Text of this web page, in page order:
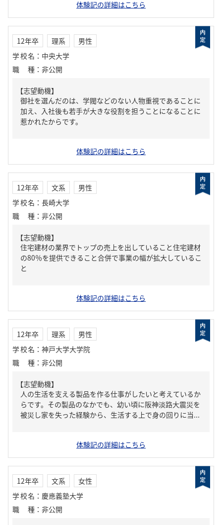
体験記の詳細はこちら
12年卒 理系
男性
学校名 ： 中央大学
職種 ： 非公開
【志望動機】
御社を選んだのは、学閥などのない人物重視であることに
加え、入社後も若手が大きな役割を担うことになることに
惹かれたからです。
体験記の詳細はこちら
12年卒 文系
男性
学校名 ： 長崎大学
職種 ： 非公開
【志望動機】
住宅建材の業界でトップの売上を出していること住宅建材
の80％を提供できること合併で事業の幅が拡大しているこ
と
体験記の詳細はこちら
12年卒 理系
男性
学校名 ： 神戸大学大学院
職種 ： 非公開
【志望動機】
人の生活を支える製品を作る仕事がしたいと考えているか
らです。その製品のなかでも、幼い頃に阪神淡路大震災を
被災し家を失った経験から、生活する上で身の回りに当...
体験記の詳細はこちら
12年卒 文系
女性
学校名 ： 慶應義塾大学
職種 ： 非公開